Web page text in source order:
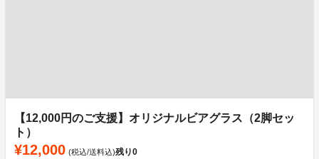
【12,000円のご支援】オリジナルビアグラス（2脚セッ
ト）
¥12,000 (税込/送料込)残り0